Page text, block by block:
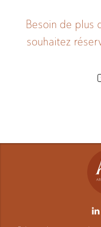
Besoin de plus
souhaitez